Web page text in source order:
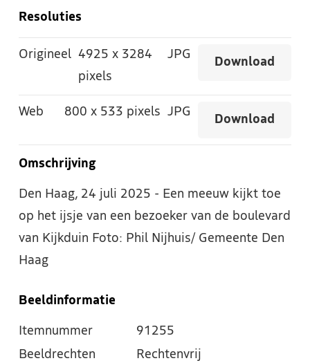
Resoluties
Origineel 4925 x 3284
pixels
JPG
Download
Web 800 x 533 pixels JPG
Download
Omschrijving
Den Haag, 24 juli 2025 - Een meeuw kijkt toe
op het ijsje van een bezoeker van de boulevard
van Kijkduin Foto: Phil Nijhuis/ Gemeente Den
Haag
Beeldinformatie
Itemnummer
91255
Beeldrechten
Rechtenvrij